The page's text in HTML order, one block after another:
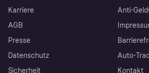
Karriere
AGB
Presse
Datenschutz
Sicherheit
Anti-
Auto-
Kontakt